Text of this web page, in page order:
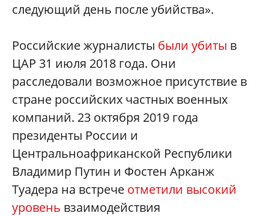
следующий день после убийства».
Российские журналисты были убиты в
ЦАР 31 июля 2018 года. Они
расследовали возможное присутствие в
стране российских частных военных
компаний. 23 октября 2019 года
президенты России и
Центральноафриканской Республики
Владимир Путин и Фостен Арканж
Туадера на встрече отметили высокий
уровень взаимодействия